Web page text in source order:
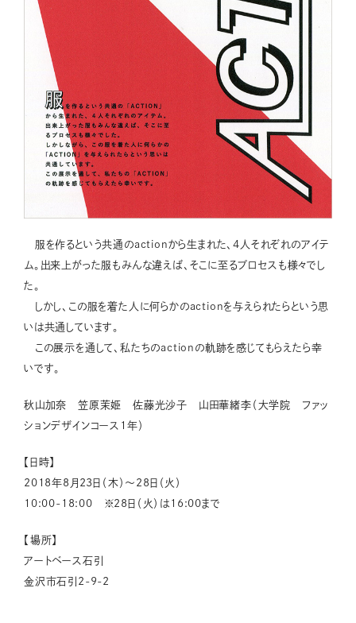
服を作るという共通のactionから生まれた、4人それぞれのアイテ
ム。出来上がった服もみんな違えば、そこに至るプロセスも様々でし
た。
しかし、この服を着た人に何らかのactionを与えられたらという思
いは共通しています。
この展示を通して、私たちのactionの軌跡を感じてもらえたら幸
いです。
秋山加奈 笠原茉姫 佐藤光沙子 山田華緒李（大学院 ファッ
ションデザインコース1年）
【日時】
2018年8月23日（木）〜28日（火）
10:00-18:00 ※28日（火）は16:00まで
【場所】
アートベース石引
金沢市石引2-9-2